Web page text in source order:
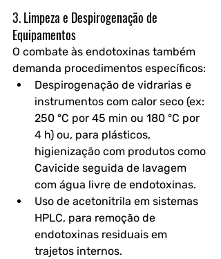
3. Limpeza e Despirogenação de
Equipamentos
O combate às endotoxinas também
demanda procedimentos específicos:
Despirogenação de vidrarias e
instrumentos com calor seco (ex:
250 °C por 45 min ou 180 °C por
4 h) ou, para plásticos,
higienização com produtos como
Cavicide seguida de lavagem
com água livre de endotoxinas.
Uso de acetonitrila em sistemas
HPLC, para remoção de
endotoxinas residuais em
trajetos internos.